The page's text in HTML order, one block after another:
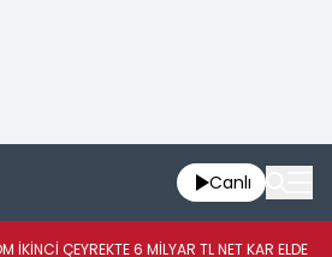
Canlı
İKİNCİ ÇEYREKTE 6 MİLYAR TL NET KAR ELDE